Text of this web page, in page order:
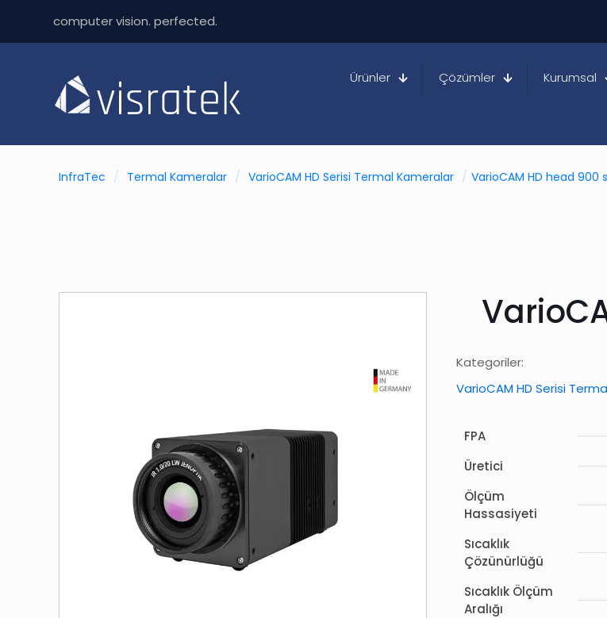
computer vision. perfected.
Ürünler Çözümler Kurumsal
InfraTec / Termal Kameralar / VarioCAM HD Serisi Termal Kameralar / VarioCAM HD head 900
Kategoriler:
VarioCAM HD Serisi
FPA
Üretici
Ölçüm
Hassasiyeti
Sıcaklık
Çözünürlüğü
Sıcaklık Ölçüm
Aralığı